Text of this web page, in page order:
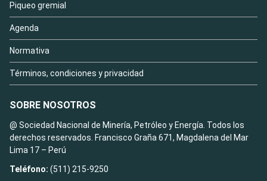
Piqueo gremial
Agenda
Normativa
Términos, condiciones y privacidad
SOBRE NOSOTROS
@ Sociedad Nacional de Minería, Petróleo y Energía. Todos los
derechos reservados. Francisco Graña 671, Magdalena del Mar
Lima 17 – Perú
Teléfono: (511) 215-9250